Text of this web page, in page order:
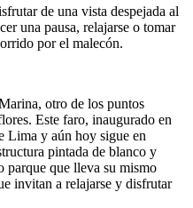
de una vista despejada al
una pausa, relajarse o tomar
por el malecón.
otro de los puntos
Este faro, inaugurado en
Lima y aún hoy sigue en
pintada de blanco y
parque que lleva su mismo
invitan a relajarse y disfrutar